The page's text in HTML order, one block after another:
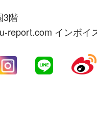
3階
インボイ